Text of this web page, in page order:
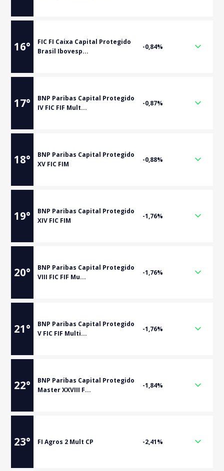
16°
FIC FI Caixa Capital Protegido
Brasil Ibovesp...
-0,84%
17°
BNP Paribas Capital Protegido
IV FIC FIF Mult...
-0,87%
18°
BNP Paribas Capital Protegido
XV FIC FIM
-0,88%
19°
BNP Paribas Capital Protegido
XIV FIC FIM
-1,76%
20°
BNP Paribas Capital Protegido
VIII FIC FIF Mu...
-1,76%
21°
BNP Paribas Capital Protegido
V FIC FIF Multi...
-1,76%
22°
BNP Paribas Capital Protegido
Master XXVIII F...
-1,84%
23° FI Agros 2 Mult CP -2,41%